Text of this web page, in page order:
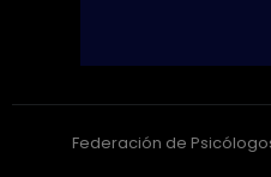
Federación de